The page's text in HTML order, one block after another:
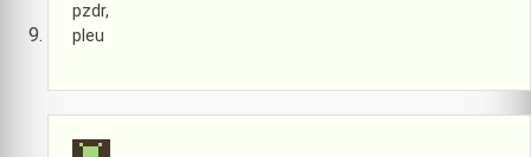
pzdr,
pleu